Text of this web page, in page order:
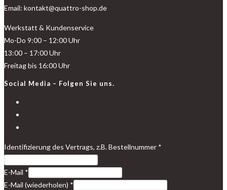
Email: kontakt@quattro-shop.de
Werkstatt & Kundenservice
Mo-Do 9:00 – 12:00 Uhr
13:00 – 17:00 Uhr
Freitag bis 16:00 Uhr
Social Media – Folgen Sie uns.
tab
new
tab
a
new
tab
Identifizierung des Vertrags, z.B. Bestellnummer *
E-Mail *
E-Mail (wiederholen) *